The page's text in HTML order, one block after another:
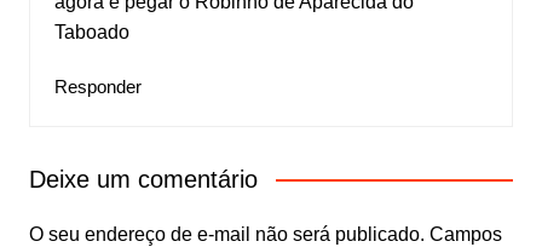
Taboado
Responder
Deixe um comentário
O seu endereço de e-mail não será publicado. Campos